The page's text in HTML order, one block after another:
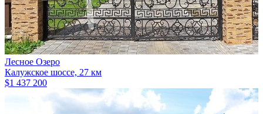
Лесное Озеро
Калужское шоссе, 27 км
$1 437 200